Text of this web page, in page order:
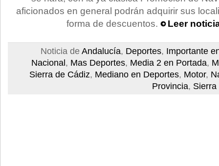
aficionados en general podrán adquirir sus
forma de descuentos.
Leer
Noticia de Andalucía, Deportes, Importante
Nacional , Mas Deportes, Media 2 en Portada,
Sierra de Cádiz, Mediano en Deportes, Motor,
Provincia, Sierra